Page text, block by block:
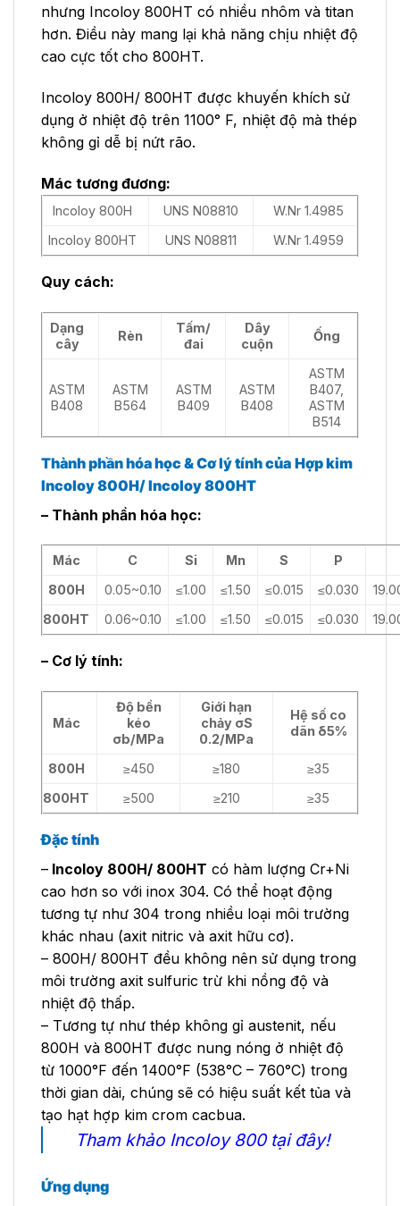
nhưng Incoloy 800HT có nhiều nhôm và titan
hơn. Điều này mang lại khả năng chịu nhiệt độ
cao cực tốt cho 800HT.
Incoloy 800H/ 800HT được khuyến khích sử
dụng ở nhiệt độ trên 1100° F, nhiệt độ mà thép
không gỉ dễ bị nứt rão.
Mác tương đương:
Incoloy 800H UNS N08810
W.Nr 1.4985
Incoloy 800HT
UNS N08811 W.Nr 1.4959
Quy cách:
Dạng
cây
Rèn
Tấm/
đai
Dây
cuộn
Ống
ASTM
B408
ASTM
B564
ASTM
B409
ASTM
B408
ASTM
B407,
ASTM
B514
Thành phần hóa học & Cơ lý tính của Hợp kim
Incoloy 800H/ Incoloy 800HT
– Thành phần hóa học:
Mác C Si Mn S
P
800H
0.05~0.10 ≤1.00 ≤1.50 ≤0.015 ≤0.030
800HT
0.06~0.10 ≤1.00 ≤1.50 ≤0.015 ≤0.030
– Cơ lý tính:
Mác
Độ bền
kéo
σb/MPa
Giới hạn
chảy σS
0.2/MPa
Hệ số co
dãn δ5%
800H ≥450 ≥180
≥35
800HT
≥500 ≥210 ≥35
Đặc tính
– Incoloy 800H/ 800HT có hàm lượng Cr+Ni
cao hơn so với inox 304. Có thể hoạt động
tương tự như 304 trong nhiều loại môi trường
khác nhau (axit nitric và axit hữu cơ).
– 800H/ 800HT đều không nên sử dụng trong
môi trường axit sulfuric trừ khi nồng độ và
nhiệt độ thấp.
– Tương tự như thép không gỉ austenit, nếu
800H và 800HT được nung nóng ở nhiệt độ
từ 1000°F đến 1400°F (538°C – 760°C) trong
thời gian dài, chúng sẽ có hiệu suất kết tủa và
tạo hạt hợp kim crom cacbua.
Tham khảo Incoloy 800 tại đây!
Ứng dụng